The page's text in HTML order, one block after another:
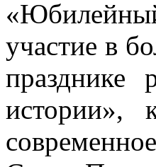
участие в
празднике
истории»,